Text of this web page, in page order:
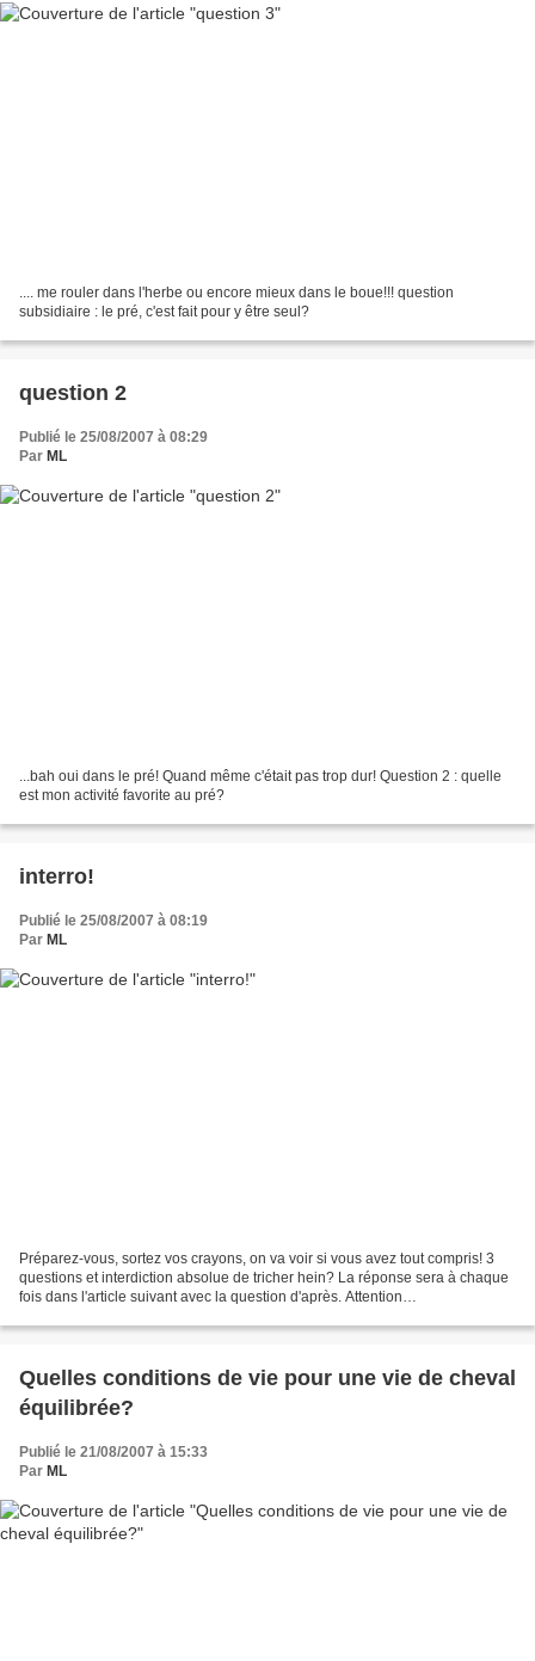
.... me rouler dans l'herbe ou encore mieux dans le boue!!! question
subsidiaire : le pré, c'est fait pour y être seul?
question 2
Publié le 25/08/2007 à 08:29
Par ML
...bah oui dans le pré! Quand même c'était pas trop dur! Question 2 : quelle
est mon activité favorite au pré?
interro!
Publié le 25/08/2007 à 08:19
Par ML
Préparez-vous, sortez vos crayons, on va voir si vous avez tout compris! 3
questions et interdiction absolue de tricher hein? La réponse sera à chaque
fois dans l'article suivant avec la question d'après. Attention
Quelles conditions de vie pour une vie de cheval
équilibrée?
Publié le 21/08/2007 à 15:33
Par ML